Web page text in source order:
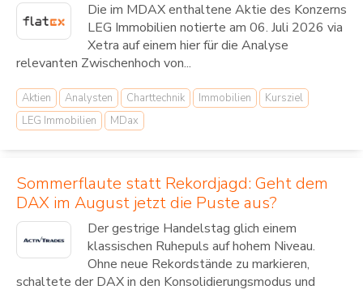
Die im MDAX enthaltene Aktie des Konzerns
LEG Immobilien notierte am 06. Juli 2026 via
Xetra auf einem hier für die Analyse
relevanten Zwischenhoch von...
Aktien Analysten Charttechnik Immobilien
Kursziel
LEG Immobilien
MDax
Sommerflaute statt Rekordjagd: Geht dem
DAX im August jetzt die Puste aus?
Der gestrige Handelstag glich einem
klassischen Ruhepuls auf hohem Niveau.
Ohne neue Rekordstände zu markieren,
schaltete der DAX in den Konsolidierungsmodus und